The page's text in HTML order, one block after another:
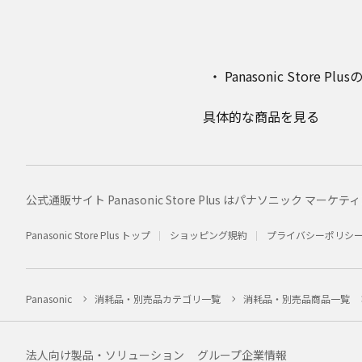
Panasonic Store Plus
具体的な商品を見る
公式通販サイト Panasonic Store Plus はパナソニック マーケテ
Panasonic Store Plus トップ ショッピング規約 プライバシーポリシー
Panasonic 消耗品・別売品カテゴリ一覧 消耗品・別売品商品一覧
法人向け製品・ソリューション グループ企業情報